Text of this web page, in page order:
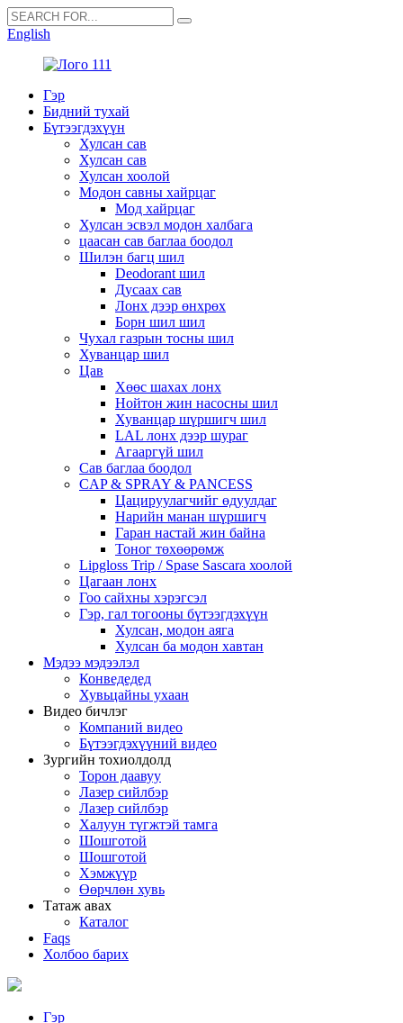
English
Гэр
Бидний тухай
Бүтээгдэхүүн
Хулсан сав
Хулсан сав
Хулсан хоолой
Модон савны хайрцаг
Мод хайрцаг
Хулсан эсвэл модон халбага
цаасан сав баглаа боодол
Шилэн багц шил
Deodorant шил
Дусаах сав
Лонх дээр өнхрөх
Борн шил шил
Чухал газрын тосны шил
Хуванцар шил
Цав
Хөөс шахах лонх
Нойтон жин насосны шил
Хуванцар шүршигч шил
LAL лонх дээр шураг
Агааргүй шил
Сав баглаа боодол
CAP & SPRAY & PANCESS
Цацируулагчийг өдуулдаг
Нарийн манан шүршигч
Гаран настай жин байна
Тоног төхөөрөмж
Lipgloss Trip / Spase Sascara хоолой
Цагаан лонх
Гоо сайхны хэрэгсэл
Гэр, гал тогооны бүтээгдэхүүн
Хулсан, модон аяга
Хулсан ба модон хавтан
Мэдээ мэдээлэл
Конведедед
Хувьцайны ухаан
Видео бичлэг
Компаний видео
Бүтээгдэхүүний видео
Зургийн тохиолдолд
Торон даавуу
Лазер сийлбэр
Лазер сийлбэр
Халуун түгжтэй тамга
Шошготой
Шошготой
Хэмжүүр
Өөрчлөн хувь
Татаж авах
Каталог
Faqs
Холбоо барих
Гэр